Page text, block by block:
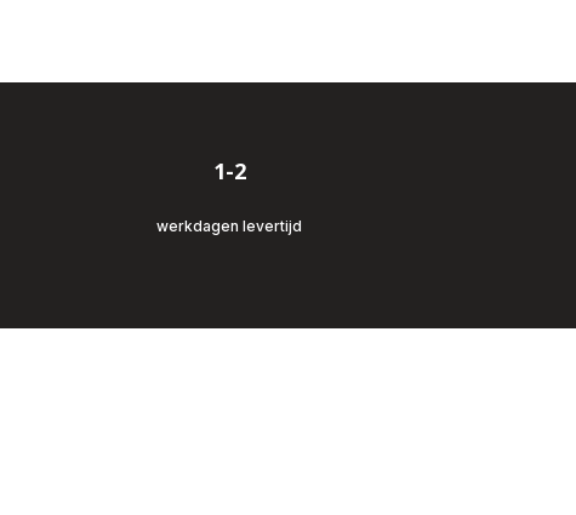
1-2
werkdagen levertijd